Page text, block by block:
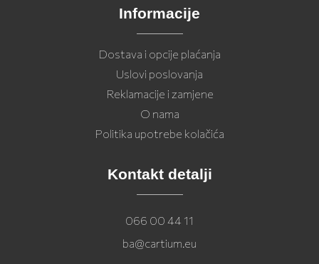
Informacije
Dostava i opcije plaćanja
Uslovi poslovanja
Reklamacije i zamjene
O nama
Politika upotrebe kolačića
Kontakt detalji
066 00 44 11
ba@cartium.eu